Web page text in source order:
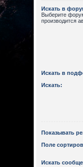
Искать в
Выберите
производится
Искать в
Искать:
Показывать
Поле
Искать